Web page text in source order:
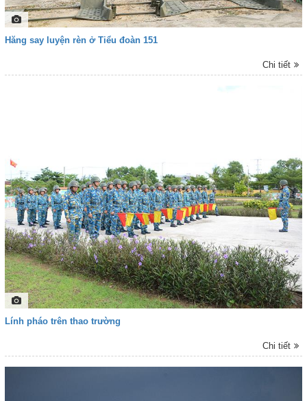
Hăng say luyện rèn ở Tiểu đoàn 151
Chi tiết
Lính pháo trên thao trường
Chi tiết